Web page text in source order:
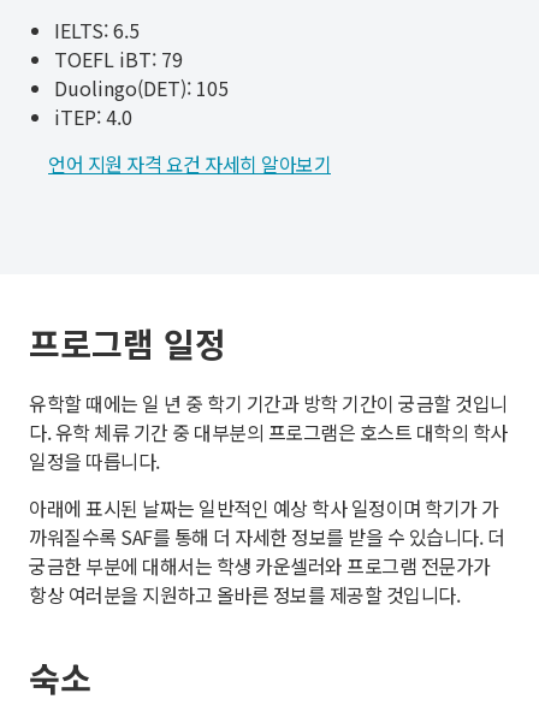
IELTS: 6.5
TOEFL iBT: 79
Duolingo(DET): 105
iTEP: 4.0
언어 지원 자격 요건 자세히 알아보기
프로그램 일정
유학할 때에는 일 년 중 학기 기간과 방학 기간이 궁금할 것입니
다. 유학 체류 기간 중 대부분의 프로그램은 호스트 대학의 학사
일정을 따릅니다.
아래에 표시된 날짜는 일반적인 예상 학사 일정이며 학기가 가
까워질수록 SAF를 통해 더 자세한 정보를 받을 수 있습니다. 더
궁금한 부분에 대해서는 학생 카운셀러와 프로그램 전문가가
항상 여러분을 지원하고 올바른 정보를 제공할 것입니다.
숙소